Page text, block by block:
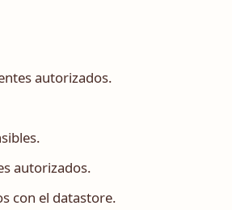
autorizados.
autorizados.
con el datastore.